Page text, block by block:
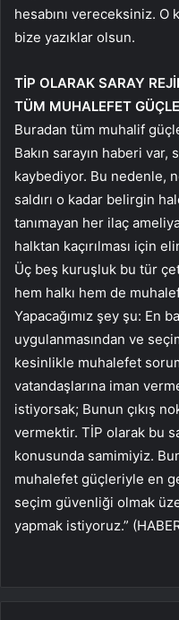
hesabını vereceksiniz.
bize yazıklar olsun.
TİP OLARAK SARAY
TÜM MUHALEFET
Buradan tüm muhalif
Bakın sarayın haberi
kaybediyor. Bu nedenle,
saldırı o kadar belirgin
tanımayan her ilaç
halktan kaçırılması için
Üç beş kuruşluk bu tür
hem halkı hem de
Yapacağımız şey şu: En
uygulanmasından ve
kesinlikle muhalefet
vatandaşlarına iman
istiyorsak; Bunun çıkış
vermektir. TİP olarak bu
konusunda samimiyiz.
muhalefet güçleriyle en
seçim güvenliği olmak
yapmak istiyoruz.”